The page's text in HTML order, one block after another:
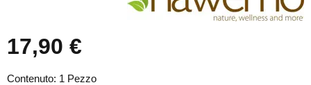
Prezzo normale:
17,90 €
Contenuto: 1 Pezzo